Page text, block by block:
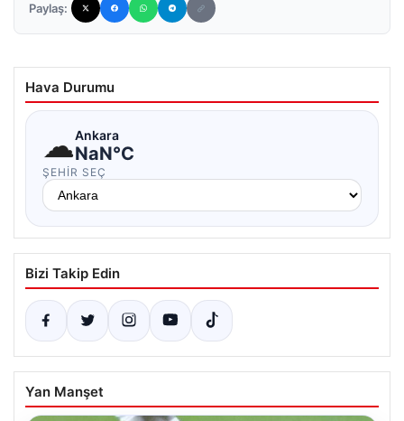
Paylaş:
Hava Durumu
☁Ankara
NaN°C
ŞEHIR SEÇ
Bizi Takip Edin
Yan Manşet